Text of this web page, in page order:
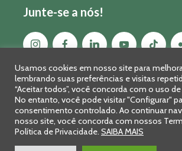
Junte-se a nós!
Sistema FAEP/SENAR-PR © 2026 · R. Marechal
Usamos cookies em nosso site para
lembrando suas preferências e visitas
“Aceitar todos”, você concorda com o uso
No entanto, você pode visitar "Configurar"
consentimento controlado. Ao continuar
nosso site, você concorda com nossos
Política de Privacidade. SAIBA MAIS